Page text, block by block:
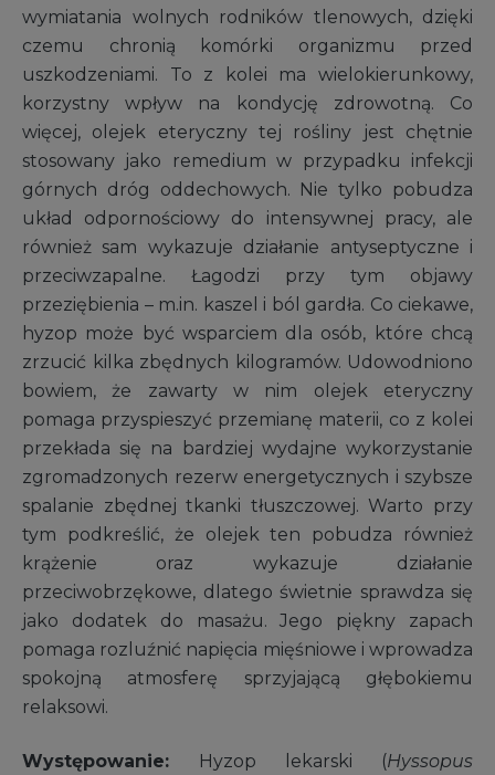
wymiatania wolnych rodników tlenowych, dzięki
czemu chronią komórki organizmu przed
uszkodzeniami. To z kolei ma wielokierunkowy,
korzystny wpływ na kondycję zdrowotną. Co
więcej, olejek eteryczny tej rośliny jest chętnie
stosowany jako remedium w przypadku infekcji
górnych dróg oddechowych. Nie tylko pobudza
układ odpornościowy do intensywnej pracy, ale
również sam wykazuje działanie antyseptyczne i
przeciwzapalne. Łagodzi przy tym objawy
przeziębienia – m.in. kaszel i ból gardła. Co ciekawe,
hyzop może być wsparciem dla osób, które chcą
zrzucić kilka zbędnych kilogramów. Udowodniono
bowiem, że zawarty w nim olejek eteryczny
pomaga przyspieszyć przemianę materii, co z kolei
przekłada się na bardziej wydajne wykorzystanie
zgromadzonych rezerw energetycznych i szybsze
spalanie zbędnej tkanki tłuszczowej. Warto przy
tym podkreślić, że olejek ten pobudza również
krążenie oraz wykazuje działanie
przeciwobrzękowe, dlatego świetnie sprawdza się
jako dodatek do masażu. Jego piękny zapach
pomaga rozluźnić napięcia mięśniowe i wprowadza
spokojną atmosferę sprzyjającą głębokiemu
relaksowi.
Występowanie: Hyzop lekarski (Hyssopus